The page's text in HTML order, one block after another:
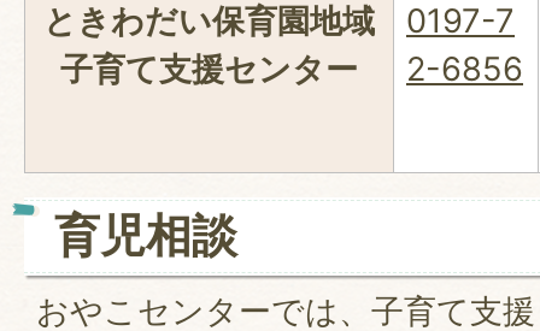
ときわだい保育園地域
子育て支援センター
0197-7
2-6856
育児相談
おやこセンターでは、子育て支